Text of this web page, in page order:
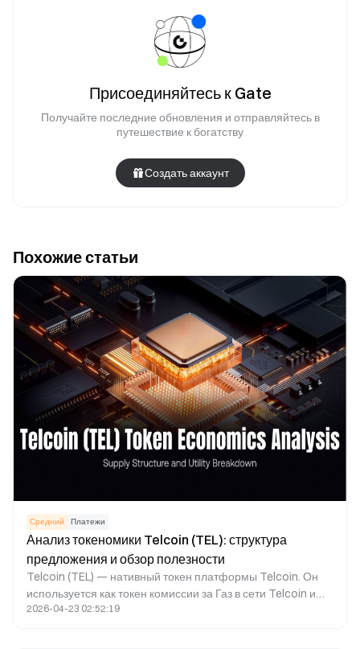
Присоединяйтесь к Gate
Получайте последние обновления и отправляйтесь в
путешествие к богатству
Создать аккаунт
Похожие статьи
Средний Платежи
Анализ токеномики Telcoin (TEL): структура
предложения и обзор полезности
Telcoin (TEL) — нативный токен платформы Telcoin. Он
используется как токен комиссии за Газ в сети Telcoin и
поддерживает основные функции: международные
2026-04-23 02:52:19